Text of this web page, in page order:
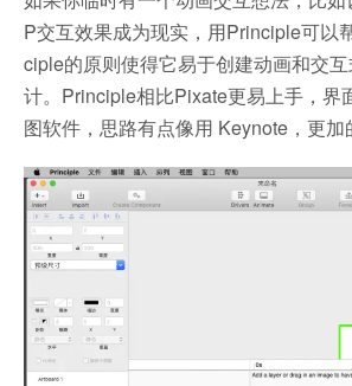
P交互效果成为现实，用Principle可以
ciple的原则使得它易于创建动画和交
计。Principle相比Pixate更易上手，界
图软件，思路有点像用 Keynote，更加